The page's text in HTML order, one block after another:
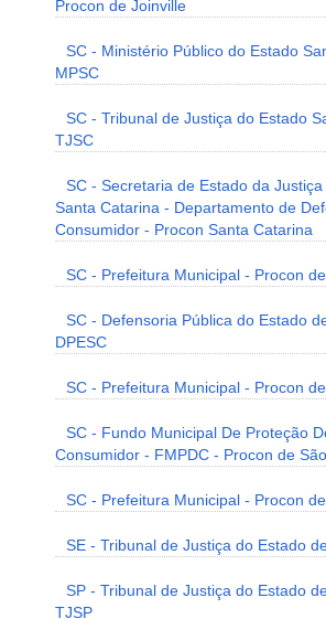
Procon de Joinville
SC - Ministério Público do Estado
MPSC
SC - Tribunal de Justiça do Estado
TJSC
SC - Secretaria de Estado da
Santa Catarina - Departamento de
Consumidor - Procon Santa Catarina
SC - Prefeitura Municipal - Procon
SC - Defensoria Pública do Estado
DPESC
SC - Prefeitura Municipal - Procon
SC - Fundo Municipal De Proteção
Consumidor - FMPDC - Procon de
SC - Prefeitura Municipal - Procon
SE - Tribunal de Justiça do Estado
SP - Tribunal de Justiça do Estado
TJSP